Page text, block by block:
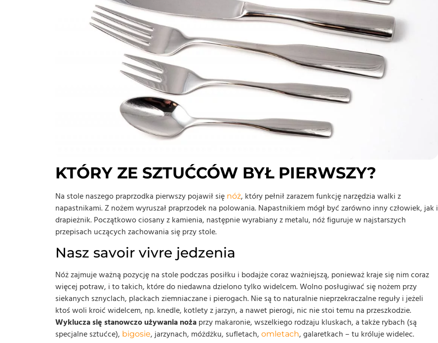
KTÓRY ZE SZTUĆCÓW BYŁ PIERWSZY?
Na stole naszego praprzodka pierwszy pojawił się nóż, który pełnił zarazem funkcję narzędzia walki z
napastnikami. Z nożem wyruszał praprzodek na polowania. Napastnikiem mógł być zarówno inny człowiek, jak i
drapieżnik. Początkowo ciosany z kamienia, następnie wyrabiany z metalu, nóż figuruje w najstarszych
przepisach uczących zachowania się przy stole.
Nasz savoir vivre jedzenia
Nóż zajmuje ważną pozycję na stole podczas posiłku i bodajże coraz ważniejszą, ponieważ kraje się nim coraz
więcej potraw, i to takich, które do niedawna dzielono tylko widelcem. Wolno posługiwać się nożem przy
siekanych sznyclach, plackach ziemniaczane i pierogach. Nie są to naturalnie nieprzekraczalne reguły i jeżeli
ktoś woli kroić widelcem, np. knedle, kotlety z jarzyn, a nawet pierogi, nic nie stoi temu na przeszkodzie.
Wyklucza się stanowczo używania noża przy makaronie, wszelkiego rodzaju kluskach, a także rybach (są
specjalne sztućce), bigosie, jarzynach, móżdżku, sufletach, omletach, galaretkach – tu króluje widelec.